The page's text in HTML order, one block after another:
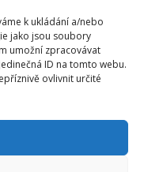
k ukládání a/nebo
jako jsou soubory
umožní zpracovávat
ID na tomto webu.
ovlivnit určité
(c)